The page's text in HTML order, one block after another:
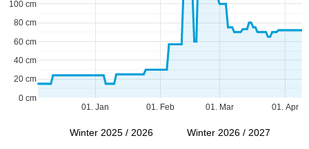
01. Jan 01. Feb 01. Mar 01. Apr
0 cm
20 cm
40 cm
60 cm
80 cm
100 cm
Winter 2025 / 2026 Winter 2026 / 2027